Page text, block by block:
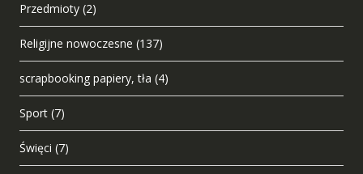
Przedmioty (2)
Religijne nowoczesne (137)
scrapbooking papiery, tła (4)
Sport (7)
Święci (7)